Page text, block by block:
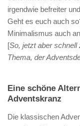
irgendwie befreiter
Geht es euch auch
Minimalismus auch
[So, jetzt aber
Thema, der
Eine schöne
Adventskranz
Die klassischen